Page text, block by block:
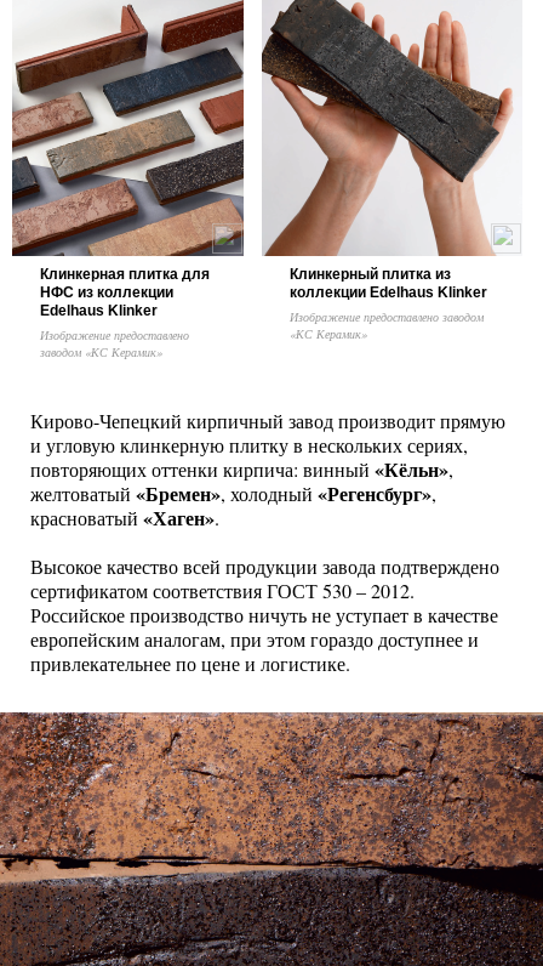
Клинкерная плитка для
НФС из коллекции
Edelhaus Klinker
Изображение предоставлено
заводом «КС Керамик»
Клинкерный плитка из
коллекции Edelhaus Klinker
Изображение предоставлено заводом
«КС Керамик»
Кирово-Чепецкий кирпичный завод производит прямую
и угловую клинкерную плитку в нескольких сериях,
повторяющих оттенки кирпича: винный «Кёльн»,
желтоватый «Бремен», холодный «Регенсбург»,
красноватый «Хаген».
Высокое качество всей продукции завода подтверждено
сертификатом соответствия ГОСТ 530 – 2012.
Российское производство ничуть не уступает в качестве
европейским аналогам, при этом гораздо доступнее и
привлекательнее по цене и логистике.